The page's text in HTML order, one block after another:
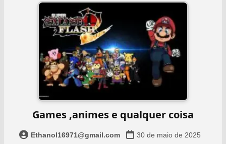
Games ,animes e qualquer coisa
Ethanol16971@gmail.com
30 de maio de 2025